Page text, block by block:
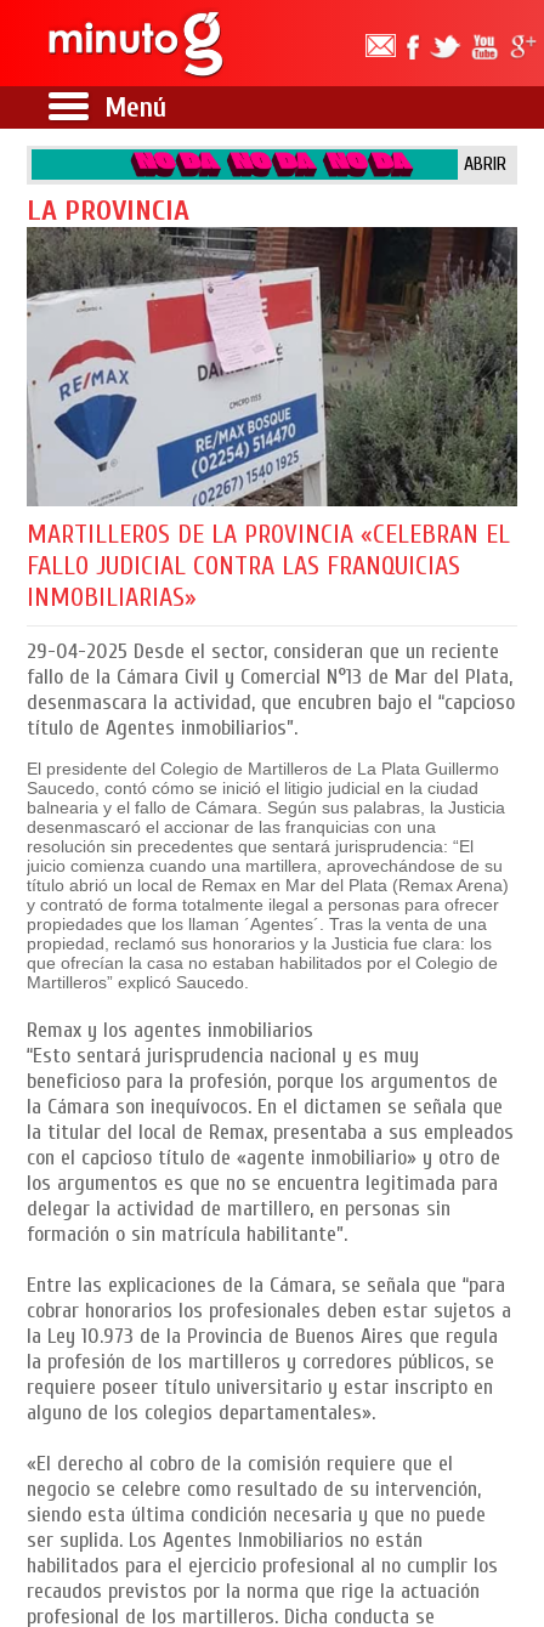
Menú
ABRIR
LA PROVINCIA
MARTILLEROS DE LA PROVINCIA «CELEBRAN EL
FALLO JUDICIAL CONTRA LAS FRANQUICIAS
INMOBILIARIAS»
29-04-2025 Desde el sector, consideran que un reciente
fallo de la Cámara Civil y Comercial N°13 de Mar del Plata,
desenmascara la actividad, que encubren bajo el “capcioso
título de Agentes inmobiliarios”.
El presidente del Colegio de Martilleros de La Plata Guillermo
Saucedo, contó cómo se inició el litigio judicial en la ciudad
balnearia y el fallo de Cámara. Según sus palabras, la Justicia
desenmascaró el accionar de las franquicias con una
resolución sin precedentes que sentará jurisprudencia: “El
juicio comienza cuando una martillera, aprovechándose de su
título abrió un local de Remax en Mar del Plata (Remax Arena)
y contrató de forma totalmente ilegal a personas para ofrecer
propiedades que los llaman ´Agentes´. Tras la venta de una
propiedad, reclamó sus honorarios y la Justicia fue clara: los
que ofrecían la casa no estaban habilitados por el Colegio de
Martilleros” explicó Saucedo.
Remax y los agentes inmobiliarios
“Esto sentará jurisprudencia nacional y es muy
beneficioso para la profesión, porque los argumentos de
la Cámara son inequívocos. En el dictamen se señala que
la titular del local de Remax, presentaba a sus empleados
con el capcioso título de «agente inmobiliario» y otro de
los argumentos es que no se encuentra legitimada para
delegar la actividad de martillero, en personas sin
formación o sin matrícula habilitante”.
Entre las explicaciones de la Cámara, se señala que “para
cobrar honorarios los profesionales deben estar sujetos a
la Ley 10.973 de la Provincia de Buenos Aires que regula
la profesión de los martilleros y corredores públicos, se
requiere poseer título universitario y estar inscripto en
alguno de los colegios departamentales».
«El derecho al cobro de la comisión requiere que el
negocio se celebre como resultado de su intervención,
siendo esta última condición necesaria y que no puede
ser suplida. Los Agentes Inmobiliarios no están
habilitados para el ejercicio profesional al no cumplir los
recaudos previstos por la norma que rige la actuación
profesional de los martilleros. Dicha conducta se